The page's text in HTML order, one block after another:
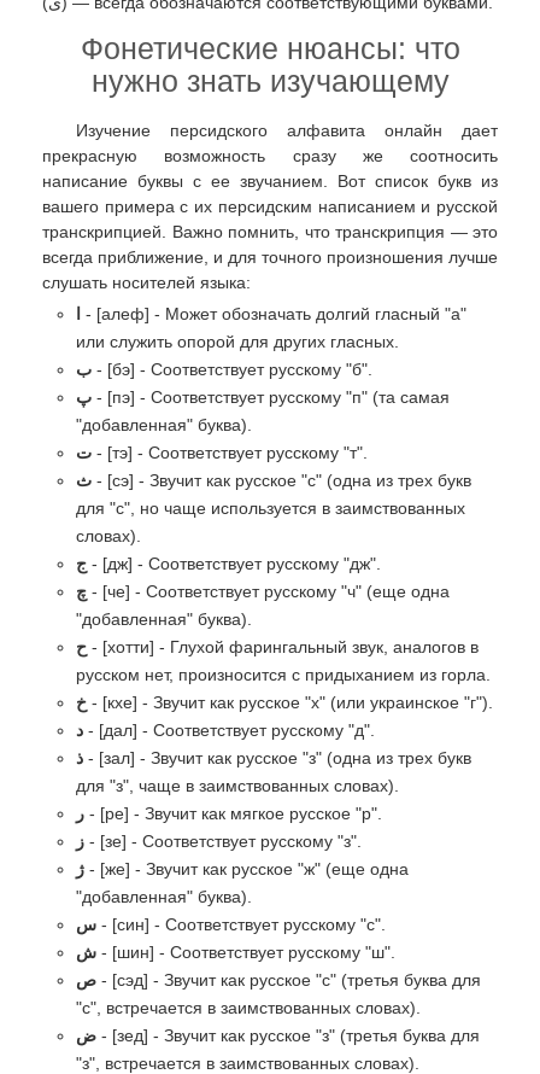
Фонетические нюансы: что
нужно знать изучающему
Изучение персидского алфавита онлайн дает
прекрасную возможность сразу же соотносить
написание буквы с ее звучанием. Вот список букв из
вашего примера с их персидским написанием и русской
транскрипцией. Важно помнить, что транскрипция — это
всегда приближение, и для точного произношения лучше
слушать носителей языка:
- [алеф] - Может обозначать долгий гласный "а"
или служить опорой для других гласных.
ب - [бэ] - Соответствует русскому "б".
پ - [пэ] - Соответствует русскому "п" (та самая
"добавленная" буква).
ت - [тэ] - Соответствует русскому "т".
ث - [сэ] - Звучит как русское "с" (одна из трех букв
для "с", но чаще используется в заимствованных
словах).
ج - [дж] - Соответствует русскому "дж".
چ - [че] - Соответствует русскому "ч" (еще одна
"добавленная" буква).
ح - [хотти] - Глухой фарингальный звук, аналогов в
русском нет, произносится с придыханием из горла.
خ - [кхе] - Звучит как русское "х" (или украинское "г").
د - [дал] - Соответствует русскому "д".
ذ - [зал] - Звучит как русское "з" (одна из трех букв
для "з", чаще в заимствованных словах).
ر - [ре] - Звучит как мягкое русское "р".
ز - [зе] - Соответствует русскому "з".
ژ - [же] - Звучит как русское "ж" (еще одна
"добавленная" буква).
س - [син] - Соответствует русскому "с".
ش - [шин] - Соответствует русскому "ш".
ص - [сэд] - Звучит как русское "с" (третья буква для
"с", встречается в заимствованных словах).
ض - [зед] - Звучит как русское "з" (третья буква для
"з", встречается в заимствованных словах).